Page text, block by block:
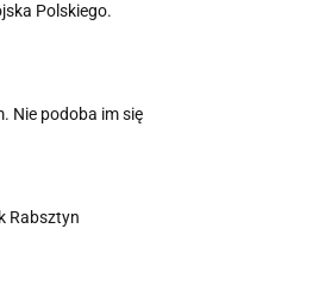
Polskiego.
Nie podoba im się
Rabsztyn